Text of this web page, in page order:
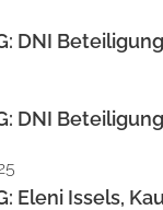
DNI
DNI
Eleni Issels,